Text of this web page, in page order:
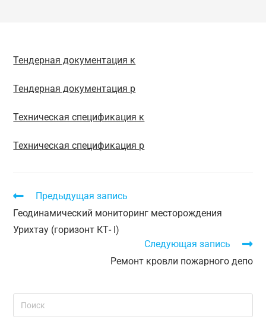
Тендерная документация к
Тендерная документация р
Техническая спецификация к
Техническая спецификация р
Предыдущая запись
Геодинамический мониторинг месторождения
Урихтау (горизонт КТ- I)
Следующая запись
Ремонт кровли пожарного депо